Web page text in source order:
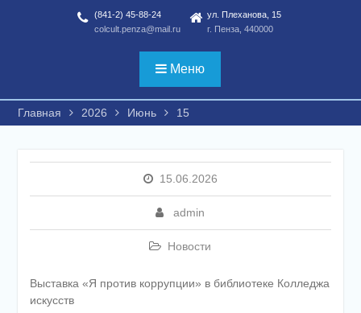
(841-2) 45-88-24
colcult.penza@mail.ru
ул. Плеханова, 15
г. Пенза, 440000
Меню
Главная 2026 Июнь 15
15.06.2026
admin
Новости
Выставка «Я против коррупции» в библиотеке Колледжа
искусств